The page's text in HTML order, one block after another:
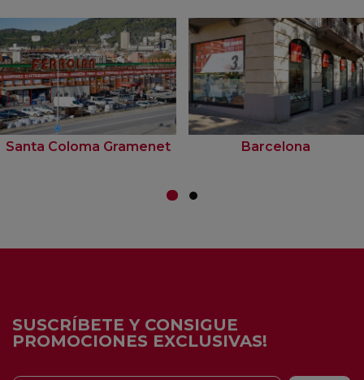
Santa Coloma Gramenet Barcelona
SUSCRÍBETE Y CONSIGUE
PROMOCIONES EXCLUSIVAS!